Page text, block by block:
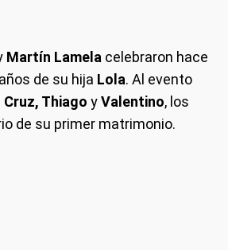
Martín Lamela celebraron hace
de su hija Lola. Al evento
Cruz, Thiago yValentino, los
de su primer matrimonio.